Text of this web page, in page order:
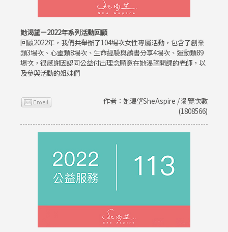
她渴望－2022年系列活動回顧
回顧2022年，我們共舉辦了104場次女性專屬活動，包含了創業
類3場次、心靈類8場次、生命經驗與讀書分享4場次、運動類89
場次，很感謝因認同公益付出理念願意在她渴望開課的老師，以
及參與活動的姐妹們
作者：她渴望SheAspire / 瀏覽次數
(1808566)